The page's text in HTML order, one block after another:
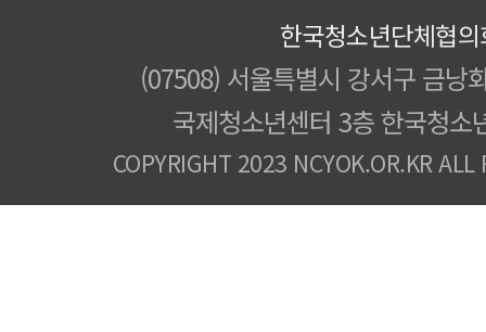
한국청소년단체협
(07508) 서울특별시 강서구 금낭
국제청소년센터 3층 한국청소
COPYRIGHT 2023 NCYOK.OR.KR ALL